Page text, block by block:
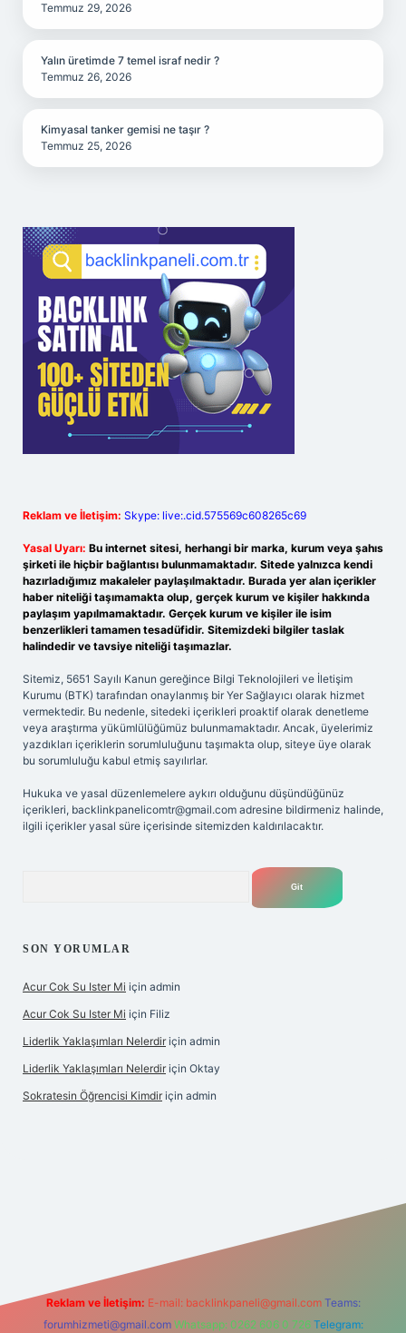
Temmuz 29, 2026
Yalın üretimde 7 temel israf nedir ?
Temmuz 26, 2026
Kimyasal tanker gemisi ne taşır ?
Temmuz 25, 2026
Reklam ve İletişim: Skype: live:.cid.575569c608265c69
Yasal Uyarı: Bu internet sitesi, herhangi bir marka, kurum veya şahıs
şirketi ile hiçbir bağlantısı bulunmamaktadır. Sitede yalnızca kendi
hazırladığımız makaleler paylaşılmaktadır. Burada yer alan içerikler
haber niteliği taşımamakta olup, gerçek kurum ve kişiler hakkında
paylaşım yapılmamaktadır. Gerçek kurum ve kişiler ile isim
benzerlikleri tamamen tesadüfidir. Sitemizdeki bilgiler taslak
halindedir ve tavsiye niteliği taşımazlar.
Sitemiz, 5651 Sayılı Kanun gereğince Bilgi Teknolojileri ve İletişim
Kurumu (BTK) tarafından onaylanmış bir Yer Sağlayıcı olarak hizmet
vermektedir. Bu nedenle, sitedeki içerikleri proaktif olarak denetleme
veya araştırma yükümlülüğümüz bulunmamaktadır. Ancak, üyelerimiz
yazdıkları içeriklerin sorumluluğunu taşımakta olup, siteye üye olarak
bu sorumluluğu kabul etmiş sayılırlar.
Hukuka ve yasal düzenlemelere aykırı olduğunu düşündüğünüz
içerikleri, backlinkpanelicomtr@gmail.com adresine bildirmeniz halinde,
ilgili içerikler yasal süre içerisinde sitemizden kaldırılacaktır.
SON YORUMLAR
Acur Cok Su Ister Mi için admin
Acur Cok Su Ister Mi için Filiz
Liderlik Yaklaşımları Nelerdir için admin
Liderlik Yaklaşımları Nelerdir için Oktay
Sokratesin Öğrencisi Kimdir için admin
Reklam ve İletişim: E-mail: backlinkpaneli@gmail.com Teams:
forumhizmeti@gmail.com Whatsapp: 0262 606 0 726 Telegram: